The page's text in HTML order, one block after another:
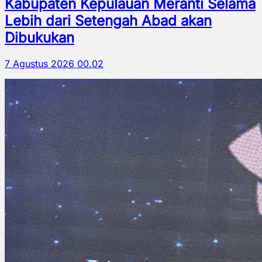
Kabupaten Kepulauan Meranti Selama
Lebih dari Setengah Abad akan
Dibukukan
7 Agustus 2026 00.02